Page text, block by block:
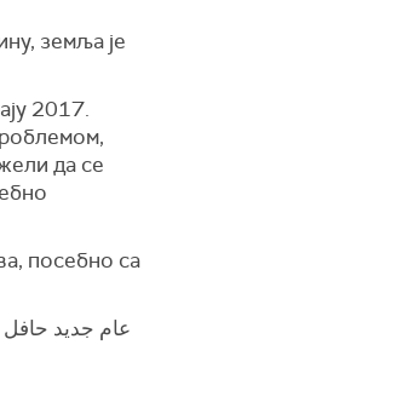
земља је
2017.
да се
посебно са
عام جديد